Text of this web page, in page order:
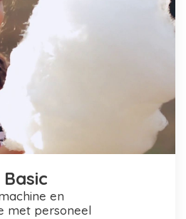
met personeel